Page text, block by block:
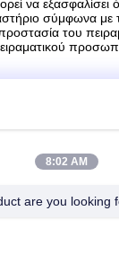
να εξασφαλίσει
σύμφωνα με
του
δρόμος
8:02 AM
are you looking